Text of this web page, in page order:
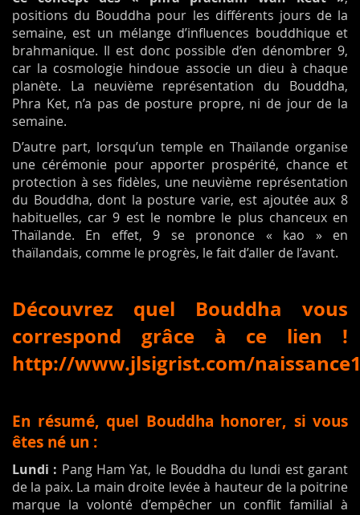
positions du Bouddha pour les différents jours de la
semaine, est un mélange d’influences bouddhique et
brahmanique. Il est donc possible d’en dénombrer 9,
car la cosmologie hindoue associe un dieu à chaque
planète. La neuvième représentation du Bouddha,
Phra Ket, n’a pas de posture propre, ni de jour de la
semaine.
D’autre part, lorsqu’un temple en Thaïlande organise
une cérémonie pour apporter prospérité, chance et
protection à ses fidèles, une neuvième représentation
du Bouddha, dont la posture varie, est ajoutée aux 8
habituelles, car 9 est le nombre le plus chanceux en
Thaïlande. En effet, 9 se prononce « kao » en
thaïlandais, comme le progrès, le fait d’aller de l’avant.
Découvrez quel Bouddha vous
correspond grâce à ce lien !
http://www.jlsigrist.com/
En résumé, quel Bouddha honorer, si vous
êtes né un :
Lundi : Pang Ham Yat, le Bouddha du lundi est garant
de la paix. La main droite levée à hauteur de la poitrine
marque la volonté d’empêcher un conflit familial à